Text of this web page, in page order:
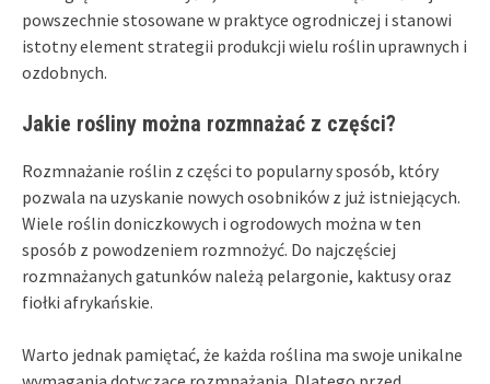
powszechnie stosowane w praktyce ogrodniczej i stanowi
istotny element strategii produkcji wielu roślin uprawnych i
ozdobnych.
Jakie rośliny można rozmnażać z części?
Rozmnażanie roślin z części to popularny sposób, który
pozwala na uzyskanie nowych osobników z już istniejących.
Wiele roślin doniczkowych i ogrodowych można w ten
sposób z powodzeniem rozmnożyć. Do najczęściej
rozmnażanych gatunków należą pelargonie, kaktusy oraz
fiołki afrykańskie.
Warto jednak pamiętać, że każda roślina ma swoje unikalne